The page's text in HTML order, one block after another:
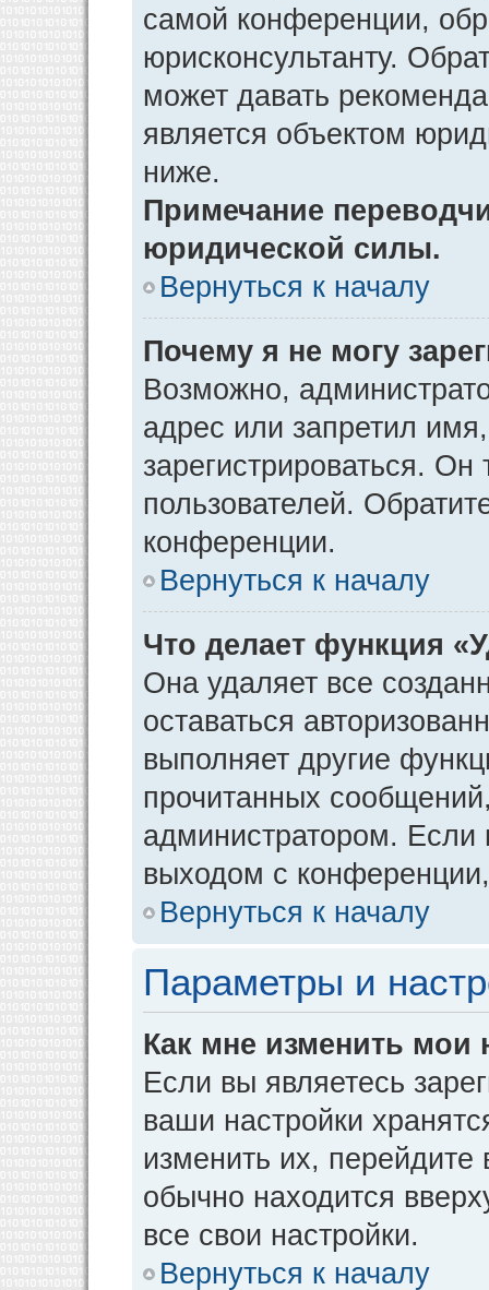
самой конференции,
юрисконсультанту.
может давать
является объектом
ниже.
Примечание
юридической силы.
Вернуться к началу
Почему я не могу
Возможно,
адрес или запретил
зарегистрироваться.
пользователей.
конференции.
Вернуться к началу
Что делает функция
Она удаляет все
оставаться
выполняет другие
прочитанных
администратором. Если
выходом с
Вернуться к началу
Параметры и
Как мне изменить мои
Если вы являетесь
ваши настройки
изменить их, перейдите
обычно находится
все свои настройки.
Вернуться к началу